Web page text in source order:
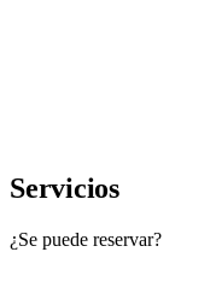
Servicios
¿Se puede reservar?